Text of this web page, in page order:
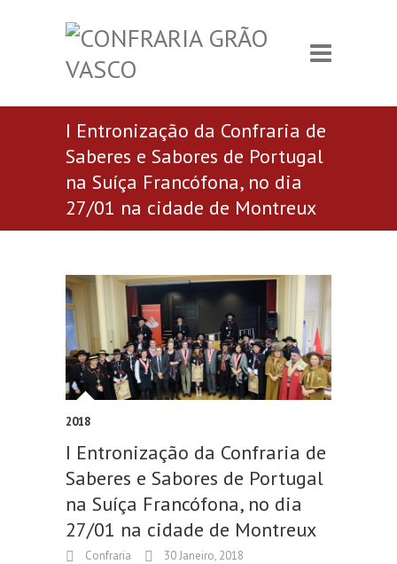
I Entronização da Confraria de
Saberes e Sabores de Portugal
na Suíça Francófona, no dia
27/01 na cidade de Montreux
2018
I Entronização da Confraria de
Saberes e Sabores de Portugal
na Suíça Francófona, no dia
27/01 na cidade de Montreux
Confraria 30 Janeiro, 2018